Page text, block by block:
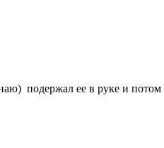
подержал ее в руке и